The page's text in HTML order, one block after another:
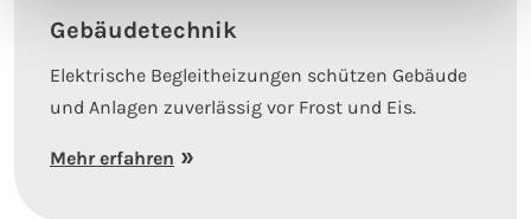
Gebäudetechnik
Elektrische Begleitheizungen schützen Gebäude
und Anlagen zuverlässig vor Frost und Eis.
Mehr erfahren